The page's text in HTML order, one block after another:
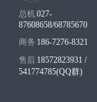
总机027-
87608658/68785670
商务 186-7276-8321
售后 18572823931 /
541774785(QQ群)